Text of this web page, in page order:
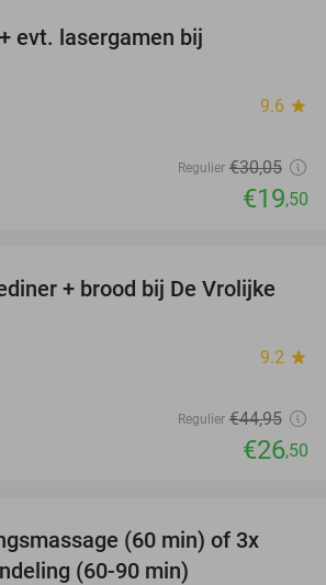
evt. lasergamen bij
9.6 star
Regulier €30,05
€19,50
41%
+ brood bij De Vrolijke
9.2 star
Regulier €44,95
€26,50
45%
(60 min) of 3x
(60-90 min)